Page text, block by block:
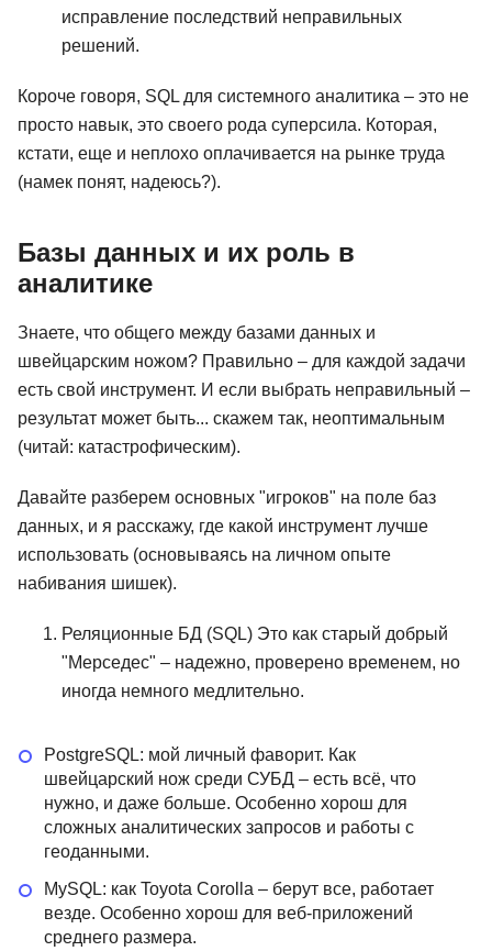
исправление последствий неправильных
решений.
Короче говоря, SQL для системного аналитика – это не
просто навык, это своего рода суперсила. Которая,
кстати, еще и неплохо оплачивается на рынке труда
(намек понят, надеюсь?).
Базы данных и их роль в
аналитике
Знаете, что общего между базами данных и
швейцарским ножом? Правильно – для каждой задачи
есть свой инструмент. И если выбрать неправильный –
результат может быть... скажем так, неоптимальным
(читай: катастрофическим).
Давайте разберем основных "игроков" на поле баз
данных, и я расскажу, где какой инструмент лучше
использовать (основываясь на личном опыте
набивания шишек).
Реляционные БД (SQL) Это как старый добрый
"Мерседес" – надежно, проверено временем, но
иногда немного медлительно.
PostgreSQL: мой личный фаворит. Как
швейцарский нож среди СУБД – есть всё, что
нужно, и даже больше. Особенно хорош для
сложных аналитических запросов и работы с
геоданными.
MySQL: как Toyota Corolla – берут все, работает
везде. Особенно хорош для веб-приложений
среднего размера.